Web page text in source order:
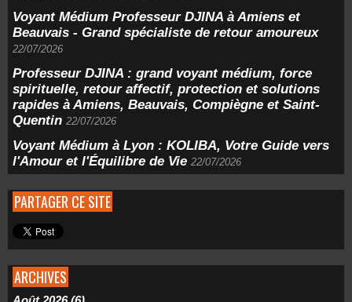
Voyant Médium Professeur DJINA à Amiens et
Beauvais - Grand spécialiste de retour amoureux
22/07/2026
Professeur DJINA : grand voyant médium, force
spirituelle, retour affectif, protection et solutions
rapides à Amiens, Beauvais, Compiègne et Saint-
Quentin 22/07/2026
Voyant Médium à Lyon : KOLIBA, Votre Guide vers
l'Amour et l'Équilibre de Vie 22/07/2026
PARTAGER CE SITE
ARCHIVES